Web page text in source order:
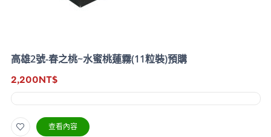
高雄2號-春之桃~水蜜桃蓮霧(11粒裝)預購
2,200NT$
查看內容